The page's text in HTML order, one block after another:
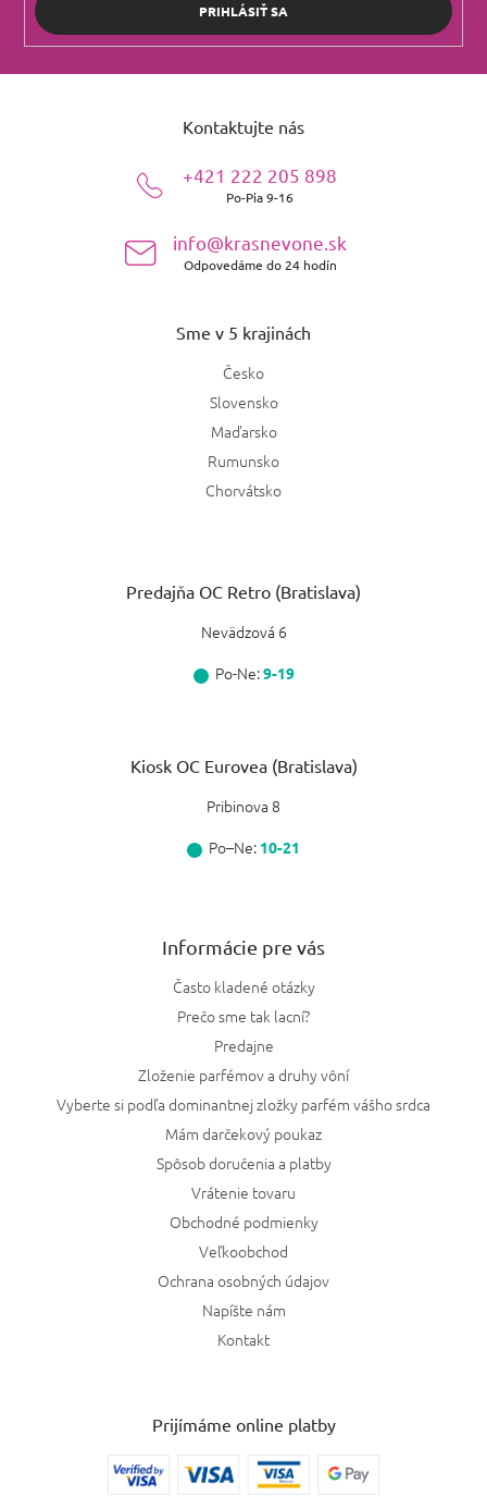
PRIHLÁSIŤ SA
Kontaktujte nás
+421 222 205 898
Po-Pia 9-16
info@krasnevone.sk
Odpovedáme do 24 hodín
Sme v 5 krajinách
Česko
Slovensko
Maďarsko
Rumunsko
Chorvátsko
Predajňa OC Retro (Bratislava)
Nevädzová 6
Po-Ne:9-19
Kiosk OC Eurovea (Bratislava)
Pribinova 8
Po–Ne: 10-21
Informácie pre vás
Často kladené otázky
Prečo sme tak lacní?
Predajne
Zloženie parfémov a druhy vôní
Vyberte si podľa dominantnej zložky parfém vášho srdca
Mám darčekový poukaz
Spôsob doručenia a platby
Vrátenie tovaru
Obchodné podmienky
Veľkoobchod
Ochrana osobných údajov
Napíšte nám
Kontakt
Prijímáme online platby